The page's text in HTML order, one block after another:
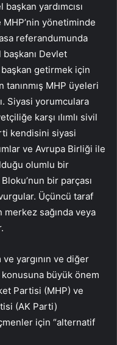
yardımcısı
yönetiminde
referandumunda
başkanı Devlet
getirmek için
tanınmış MHP üyeleri
Siyasi yorumculara
karşı ılımlı sivil
kendisini siyasi
ve Avrupa Birliği ile
olumlu bir
bir parçası
Üçüncü taraf
sağında veya
yargının ve diğer
büyük önem
Partisi (MHP) ve
(AK Parti)
için “alternatif